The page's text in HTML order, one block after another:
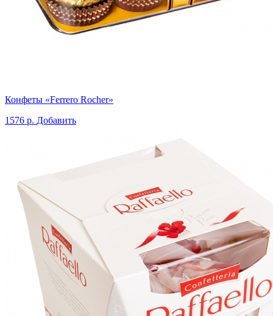
Конфеты «Ferrero Rocher»
1576 р. Добавить